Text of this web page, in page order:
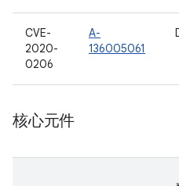
CVE-
2020-
0206
A-
136005061
核心元件